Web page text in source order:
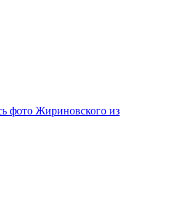
фото Жириновского из